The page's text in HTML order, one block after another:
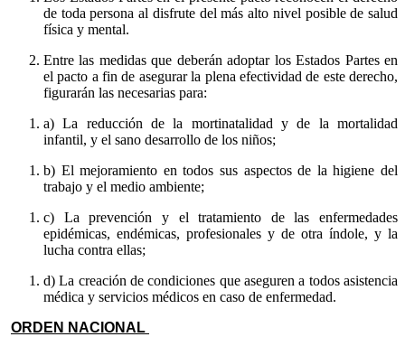
de toda persona al disfrute del más alto nivel posible de salud
física y mental.
Entre las medidas que deberán adoptar los Estados Partes en
el pacto a fin de asegurar la plena efectividad de este derecho,
figurarán las necesarias para:
a) La reducción de la mortinatalidad y de la mortalidad
infantil, y el sano desarrollo de los niños;
b) El mejoramiento en todos sus aspectos de la higiene del
trabajo y el medio ambiente;
c) La prevención y el tratamiento de las enfermedades
epidémicas, endémicas, profesionales y de otra índole, y la
lucha contra ellas;
d) La creación de condiciones que aseguren a todos asistencia
médica y servicios médicos en caso de enfermedad.
ORDEN NACIONAL